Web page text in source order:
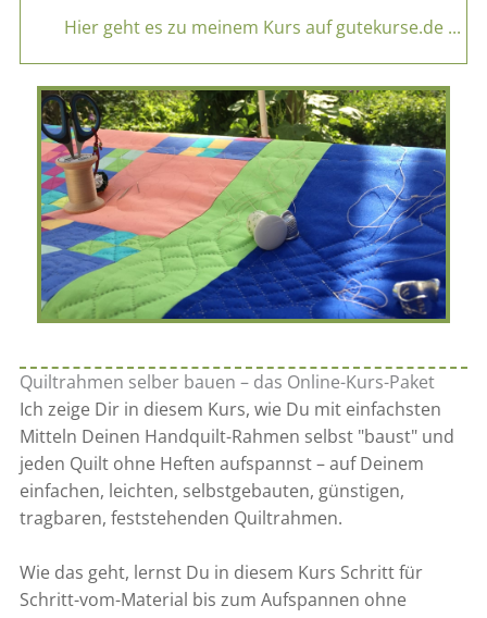
Hier geht es zu meinem Kurs auf gutekurse.de ...
Quiltrahmen selber bauen – das Online-Kurs-Paket
Ich zeige Dir in diesem Kurs, wie Du mit einfachsten
Mitteln Deinen Handquilt-Rahmen selbst "baust" und
jeden Quilt ohne Heften aufspannst – auf Deinem
einfachen, leichten, selbstgebauten, günstigen,
tragbaren, feststehenden Quiltrahmen.
Wie das geht, lernst Du in diesem Kurs Schritt für
Schritt-vom-Material bis zum Aufspannen ohne